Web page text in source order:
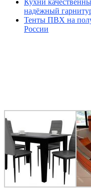
надёжный
Тенты ПВХ на
России